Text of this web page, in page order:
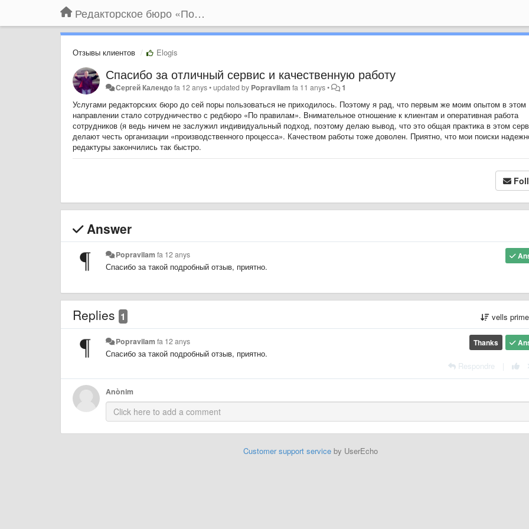
Редакторское бюро «По правилам»
Отзывы клиентов Elogis
Спасибо за отличный сервис и качественную работу
Сергей Календоfa 12 anys•updated by Popravilam fa 11 anys• 1
Услугами редакторских бюро до сей поры пользоваться не приходилось. Поэтому я рад, что первым же моим опытом в этом
направлении стало сотрудничество с редбюро «По правилам». Внимательное отношение к клиентам и оперативная работа
сотрудников (я ведь ничем не заслужил индивидуальный подход, поэтому делаю вывод, что это общая практика в этом
делают честь организации «производственного процесса». Качеством работы тоже доволен. Приятно, что мои поиски
редактуры закончились так быстро.
Answer
Popravilam fa 12 anys
Спасибо за такой подробный отзыв, приятно.
Replies 1 vells
Thanks
Popravilam fa 12 anys
Спасибо за такой подробный отзыв, приятно.
Respondre
Anònim
Customer support serviceby UserEcho